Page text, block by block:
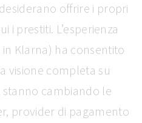
offrire i propri
i prestiti. L’esperienza
Klarna) ha consentito
visione completa su
cambiando le
provider di pagamento